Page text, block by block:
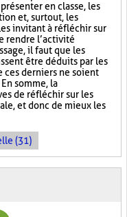
en classe, les
et, surtout, les
invitant à réfléchir sur
rendre l’activité
il faut que les
être déduits par les
ces derniers ne soient
somme, la
de réfléchir sur les
et donc de mieux les
(31)